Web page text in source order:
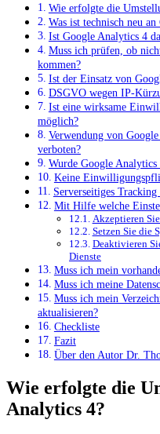
Wie erfolgte die
Was ist technisch neu
Ist Google Analytics 4
Muss ich prüfen, ob
kommen?
Ist der Einsatz von
DSGVO wegen IP-
Ist eine wirksame
möglich?
Verwendung von
verboten?
Wurde Google
Keine
Serverseitiges Tracking
Mit Hilfe welche
Akzeptieren
Setzen Sie die
Deaktivieren
Dienste
Muss ich mein
Muss ich meine
Muss ich mein
aktualisieren?
Checkliste
Fazit
Über den Autor Dr.
Wie erfolgte die
Analytics 4?